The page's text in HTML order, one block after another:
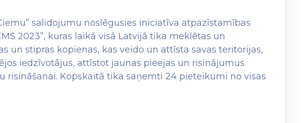
salidojumu noslēgusies iniciatīva atpazīstamības
2023”, kuras laikā visā Latvijā tika meklētas un
un stipras kopienas, kas veido un attīsta savas teritorijas,
iedzīvotājus, attīstot jaunas pieejas un risinājumus
risināšanai. Kopskaitā tika saņemti 24 pieteikumi no visas